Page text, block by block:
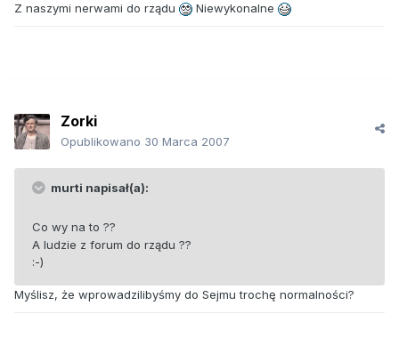
Z naszymi nerwami do rządu Niewykonalne
Zorki
Opublikowano 30 Marca 2007
murti napisał(a):
Co wy na to ??
A ludzie z forum do rządu ??
:-)
Myślisz, że wprowadzilibyśmy do Sejmu trochę normalności?